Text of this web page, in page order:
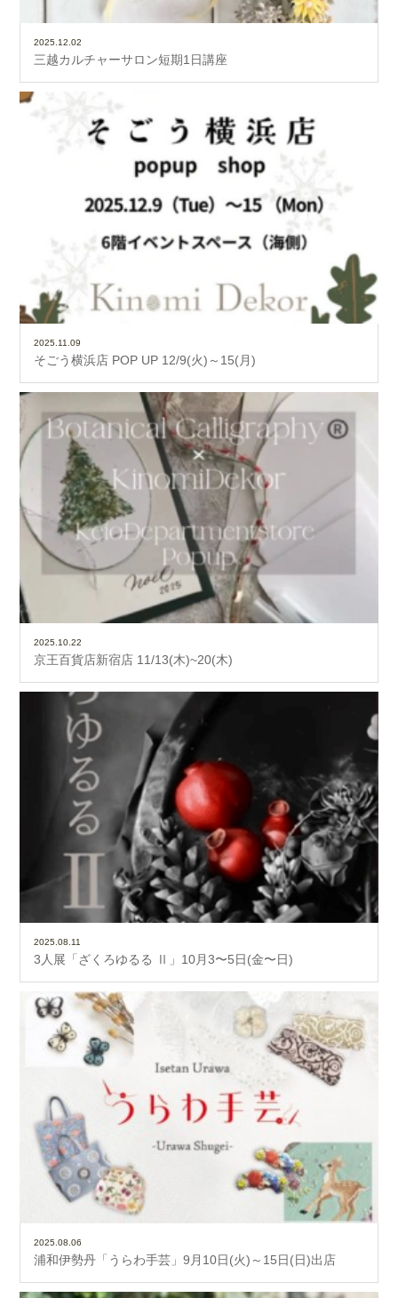
2025.12.02
三越カルチャーサロン短期1日講座
2025.11.09
そごう横浜店 POP UP 12/9(火)～15(月)
2025.10.22
京王百貨店新宿店 11/13(木)~20(木)
2025.08.11
3人展「ざくろゆるる Ⅱ」10月3〜5日(金〜日)
2025.08.06
浦和伊勢丹「うらわ手芸」9月10日(火)～15日(日)出店